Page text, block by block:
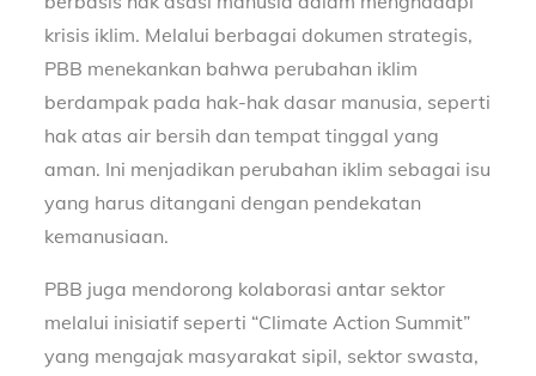
krisis iklim. Melalui berbagai dokumen strategis,
PBB menekankan bahwa perubahan iklim
berdampak pada hak-hak dasar manusia, seperti
hak atas air bersih dan tempat tinggal yang
aman. Ini menjadikan perubahan iklim sebagai isu
yang harus ditangani dengan pendekatan
kemanusiaan.
PBB juga mendorong kolaborasi antar sektor
melalui inisiatif seperti “Climate Action Summit”
yang mengajak masyarakat sipil, sektor swasta,